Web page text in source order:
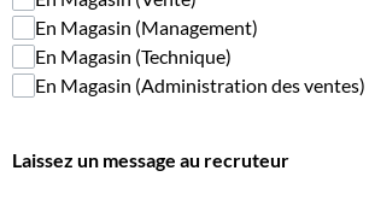
En Magasin (Management)
En Magasin (Technique)
En Magasin (Administration des ventes)
Laissez un message au recruteur